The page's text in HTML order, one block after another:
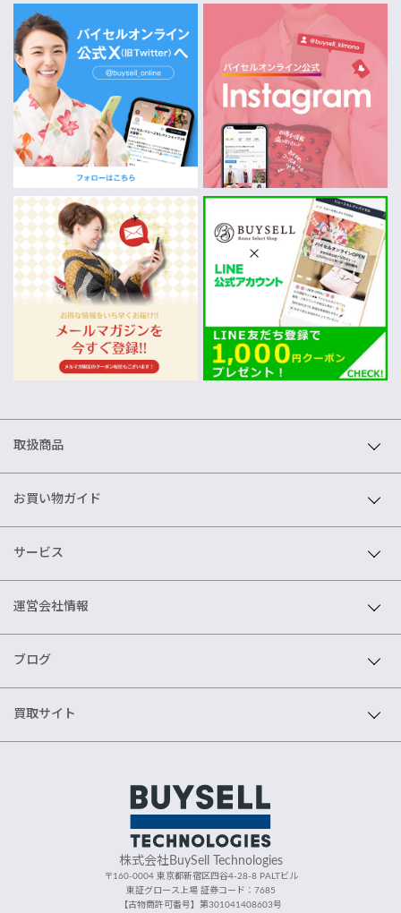
取扱商品
お買い物ガイド
サービス
運営会社情報
ブログ
買取サイト
株式会社BuySell Technologies
〒160-0004 東京都新宿区四谷4-28-8 PALTビル
東証グロース上場 証券コード：7685
【古物商許可番号】第301041408603号